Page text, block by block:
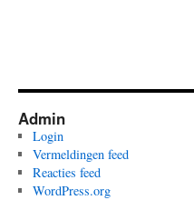
Admin
Login
Vermeldingen feed
Reacties feed
WordPress.org